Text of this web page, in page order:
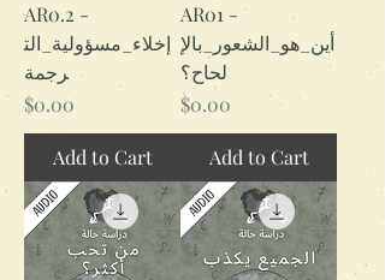
AR0.2 -
إخلاء_مسؤولية_الت
رجمة
Price
$0.00
Add to Cart
AR01 -
أين_هو_الشعور_بالإ
لحاح؟
Price
$0.00
Add to Cart